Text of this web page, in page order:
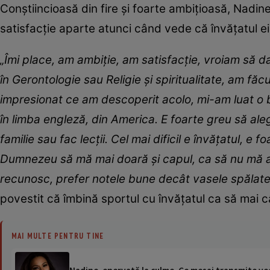
Conștiincioasă din fire și foarte ambițioasă,
satisfacție aparte atunci când vede că învățatul
„Îmi place, am ambiție, am satisfacție, vroiam să
în Gerontologie sau Religie și spiritualitate, am
impresionat ce am descoperit acolo, mi-am luat o
în limba engleză, din America. E foarte greu să
familie sau fac lecții. Cel mai dificil e învățatul, e
Dumnezeu să mă mai doară și capul, ca să nu
recunosc, prefer notele bune decât vasele
povestit că îmbină sportul cu învățatul ca să mai
MAI MULTE PENTRU TINE